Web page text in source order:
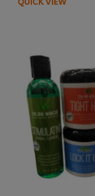
QUICK VIEW